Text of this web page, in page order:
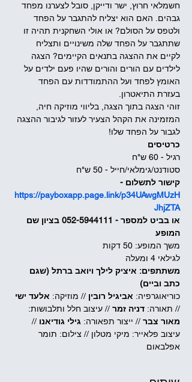
חשמלאי חרוץ, ישר ודייקן, סובל לצערנו מפחד
גבהים. האם הוא יצליח להתגבר על הפחד
ולטפס על הסולם? או אולי השחקנית תהיה זו
שתתגבר על הפחד שלה משינויים ותצליח
לקיים את ההצגה בתנאים הקיימים? הצגה
לילדים עם הורים והורים שהיו פעם ילדים על
האומץ לפחד ועל ההתמודדות עם הפחד
בעזרת התיאטרון.
זוהי הצגה בתוך הצגה, בליווי מוזיקה חיה,
המזמינה את הקהל הצעיר לעזור לגיבור ההצגה
לגבור על הפחד שלו!
כרטיסים
רגיל - 60 ש"ח
סטודנט/גימלאי/חייל - 50 ש"ח
קישור לתשלום -
https://payboxapp.page.link/p34UAwgMUzH
JhjZTA
או בביט למספר - 052-5944111 בציון שם
המופע
משך המופע: 50 דקות
לגילאי 4 ומעלה
משתתפים: איציק לילך ויואב ברתל (שגם
כתב וביים)
כוריאוגרפיה: אביגיל רובין // מוזיקה: אלעד ישי
// תאורה: דניה זמר // עיצוב חלל ותלבושות:
מאור צבר // ייצור תפאורה: גילי גודיאנו //
עיצוב פלאייר: מיקי מטלון // צילום: תומר
אפלבאום